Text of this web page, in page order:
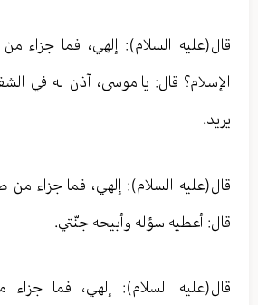
قال(عليه السلام): إلهي، فما جزاء
الإسلام؟ قال: يا موسى، آذن له في
يريد.
قال(عليه السلام): إلهي، فما جزاء من
قال: أعطيه سؤله وأبيحه جنّتي.
قال(عليه السلام): إلهي، فما